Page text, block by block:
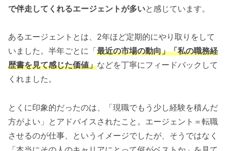
で伴走してくれるエージェントが多いと感じています。
あるエージェントとは、2年ほど定期的にやり取りをして
いました。半年ごとに「最近の市場の動向」「私の職務経
歴書を見て感じた価値」などを丁寧にフィードバックして
くれました。
とくに印象的だったのは、「現職でもう少し経験を積んだ
方がよい」とアドバイスされたこと。エージェント＝転職
させるのが仕事、というイメージでしたが、そうではなく